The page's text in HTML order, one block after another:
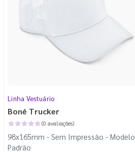
Linha Vestuário
Boné Trucker
(0 avaliações)
98x165mm - Sem Impressão - Modelo
Padrão